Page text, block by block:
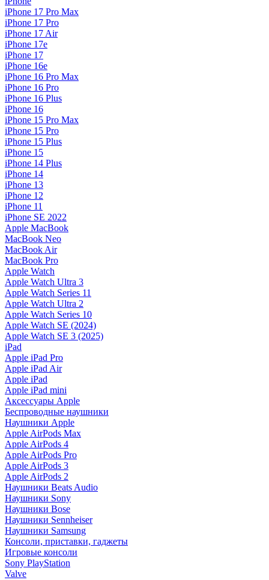
iPhone 17 Pro Max
iPhone 17 Pro
iPhone 17 Air
iPhone 17e
iPhone 17
iPhone 16e
iPhone 16 Pro Max
iPhone 16 Pro
iPhone 16 Plus
iPhone 16
iPhone 15 Pro Max
iPhone 15 Pro
iPhone 15 Plus
iPhone 15
iPhone 14 Plus
iPhone 14
iPhone 13
iPhone 12
iPhone 11
iPhone SE 2022
Apple MacBook
MacBook Neo
MacBook Air
MacBook Pro
Apple Watch
Apple Watch Ultra 3
Apple Watch Series 11
Apple Watch Ultra 2
Apple Watch Series 10
Apple Watch SE (2024)
Apple Watch SE 3 (2025)
iPad
Apple iPad Pro
Apple iPad Air
Apple iPad
Apple iPad mini
Аксессуары Apple
Беспроводные наушники
Наушники Apple
Apple AirPods Max
Apple AirPods 4
Apple AirPods Pro
Apple AirPods 3
Apple AirPods 2
Наушники Beats Audio
Наушники Sony
Наушники Bose
Наушники Sennheiser
Наушники Samsung
Консоли, приставки, гаджеты
Игровые консоли
Sony PlayStation
Valve